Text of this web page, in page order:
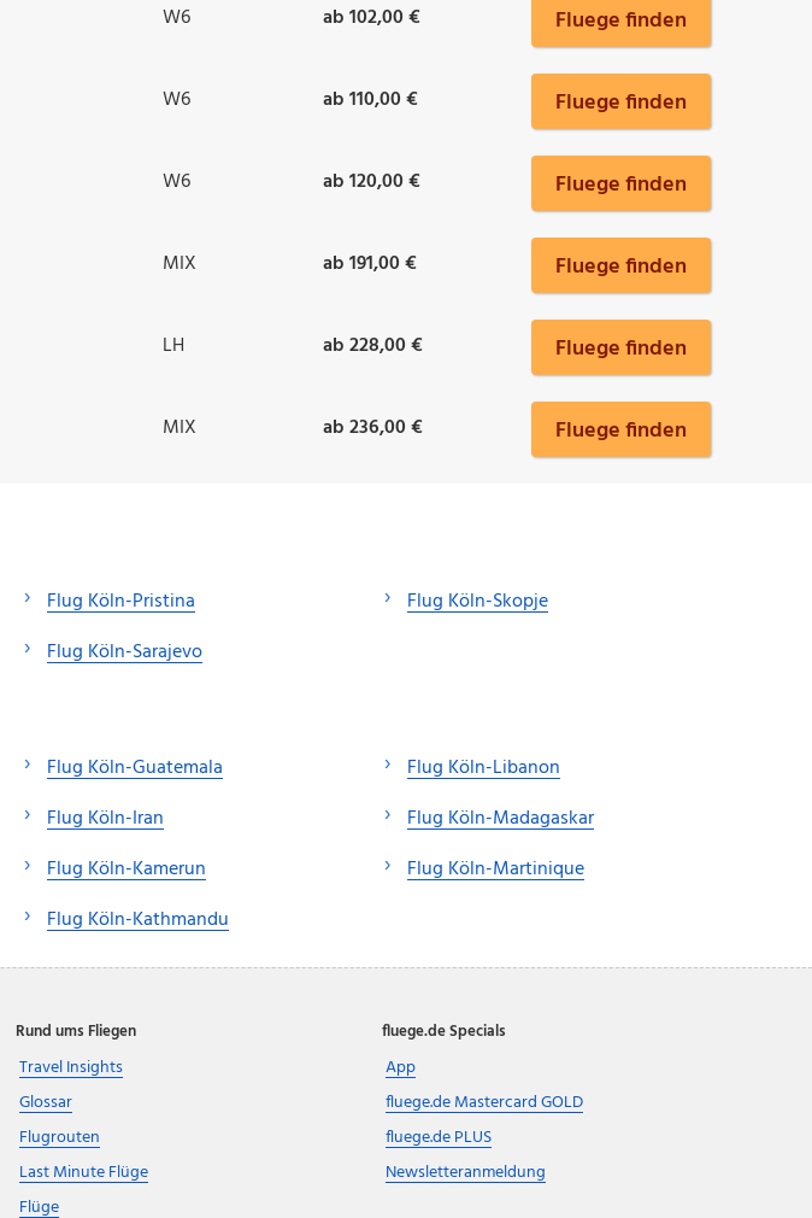
W6 ab 102,00 € Fluege finden
W6 ab 110,00 € Fluege finden
W6 ab 120,00 € Fluege finden
MIX ab 191,00 € Fluege finden
LH ab 228,00 € Fluege finden
MIX ab 236,00 € Fluege finden
Flug Köln-Pristina
Flug Köln-Sarajevo
Flug Köln-Skopje
Flug Köln-Guatemala
Flug Köln-Iran
Flug Köln-Kamerun
Flug Köln-Kathmandu
Flug Köln-Libanon
Flug Köln-Madagaskar
Flug Köln-Martinique